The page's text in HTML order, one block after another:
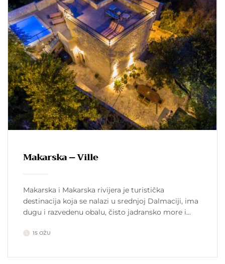
Makarska – Ville
Makarska i Makarska rivijera je turistička
destinacija koja se nalazi u srednjoj Dalmaciji, ima
dugu i razvedenu obalu, čisto jadransko more i
blagom i vlažnom zimom. Makarska rivijera
turističkim atrakcijama, od kojih ističemo planinu i
15 OŽU